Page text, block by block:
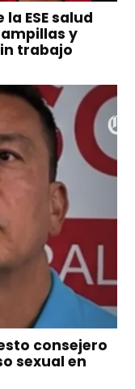
ESE salud
y
trabajo
consejero
sexual en